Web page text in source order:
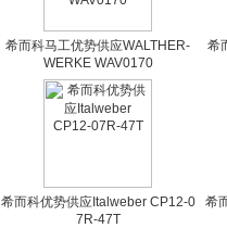
希而科马工优势供应WALTHER-
WERKE WAV0170
希
希而科优势供应Italweber CP12-0
7R-47T
希